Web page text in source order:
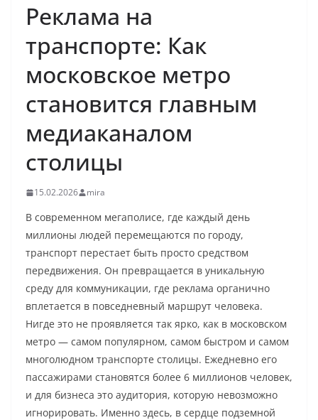
Реклама на
транспорте: Как
московское метро
становится главным
медиаканалом
столицы
15.02.2026 mira
В современном мегаполисе, где каждый день
миллионы людей перемещаются по городу,
транспорт перестает быть просто средством
передвижения. Он превращается в уникальную
среду для коммуникации, где реклама органично
вплетается в повседневный маршрут человека.
Нигде это не проявляется так ярко, как в московском
метро — самом популярном, самом быстром и самом
многолюдном транспорте столицы. Ежедневно его
пассажирами становятся более 6 миллионов человек,
и для бизнеса это аудитория, которую невозможно
игнорировать. Именно здесь, в сердце подземной